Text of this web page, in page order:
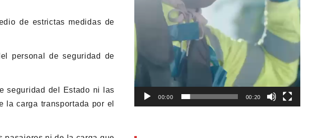
de estrictas medidas de
personal de seguridad de
seguridad del Estado ni las
la carga transportada por el
00:00 00:20